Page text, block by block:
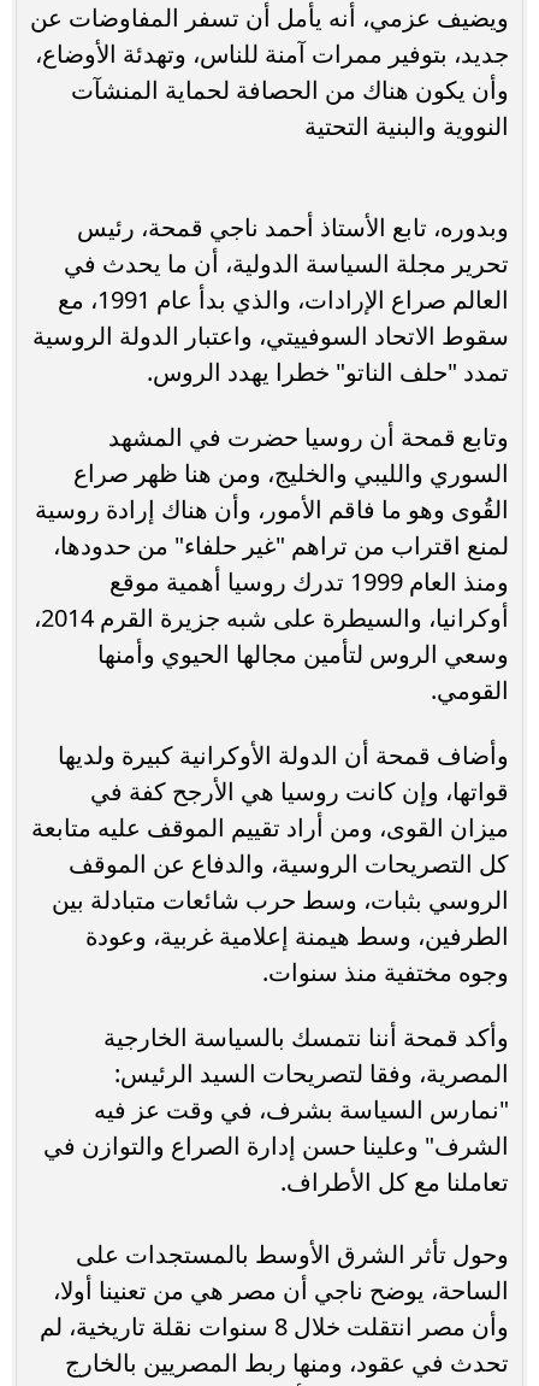
ويضيف عزمي، أنه يأمل أن تسفر المفاوضات عن
جديد، بتوفير ممرات آمنة للناس، وتهدئة الأوضاع،
وأن يكون هناك من الحصافة لحماية المنشآت
النووية والبنية التحتية
وبدوره، تابع الأستاذ أحمد ناجي قمحة، رئيس
تحرير مجلة السياسة الدولية، أن ما يحدث في
العالم صراع الإرادات، والذي بدأ عام 1991، مع
سقوط الاتحاد السوفييتي، واعتبار الدولة الروسية
تمدد "حلف الناتو" خطرا يهدد الروس.
وتابع قمحة أن روسيا حضرت في المشهد
السوري والليبي والخليج، ومن هنا ظهر صراع
القُوى وهو ما فاقم الأمور، وأن هناك إرادة روسية
لمنع اقتراب من تراهم "غير حلفاء" من حدودها،
ومنذ العام 1999 تدرك روسيا أهمية موقع
أوكرانيا، والسيطرة على شبه جزيرة القرم 2014،
وسعي الروس لتأمين مجالها الحيوي وأمنها
القومي.
وأضاف قمحة أن الدولة الأوكرانية كبيرة ولديها
قواتها، وإن كانت روسيا هي الأرجح كفة في
ميزان القوى، ومن أراد تقييم الموقف عليه متابعة
كل التصريحات الروسية، والدفاع عن الموقف
الروسي بثبات، وسط حرب شائعات متبادلة بين
الطرفين، وسط هيمنة إعلامية غربية، وعودة
وجوه مختفية منذ سنوات.
وأكد قمحة أننا نتمسك بالسياسة الخارجية
المصرية، وفقا لتصريحات السيد الرئيس:
"نمارس السياسة بشرف، في وقت عز فيه
الشرف" وعلينا حسن إدارة الصراع والتوازن في
تعاملنا مع كل الأطراف.
وحول تأثر الشرق الأوسط بالمستجدات على
الساحة، يوضح ناجي أن مصر هي من تعنينا أولا،
وأن مصر انتقلت خلال 8 سنوات نقلة تاريخية، لم
تحدث في عقود، ومنها ربط المصريين بالخارج